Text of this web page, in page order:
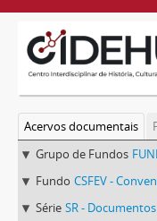
Acervos documentais
Grupo de Fundos
Fundo CSFEV -
Série SR -